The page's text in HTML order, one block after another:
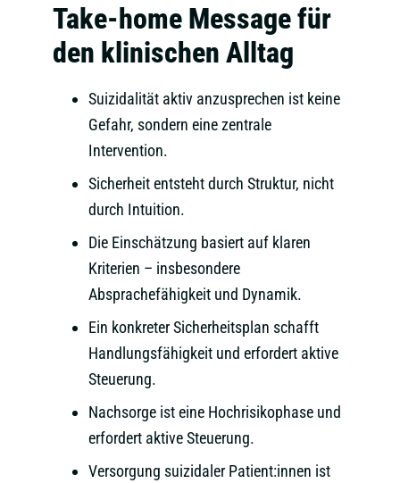
Take-home Message für
den klinischen Alltag
Suizidalität aktiv anzusprechen ist keine
Gefahr, sondern eine zentrale
Intervention.
Sicherheit entsteht durch Struktur, nicht
durch Intuition.
Die Einschätzung basiert auf klaren
Kriterien – insbesondere
Absprachefähigkeit und Dynamik.
Ein konkreter Sicherheitsplan schafft
Handlungsfähigkeit und erfordert aktive
Steuerung.
Nachsorge ist eine Hochrisikophase und
erfordert aktive Steuerung.
Versorgung suizidaler Patient:innen ist